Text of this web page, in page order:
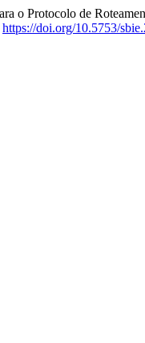
o Protocolo de
https://doi.org/10.5753/